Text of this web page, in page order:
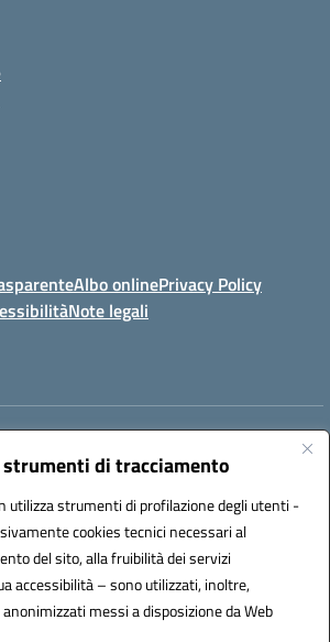
di tracciamento
utilizza strumenti di profilazione degli utenti -
cookies tecnici necessari al
del sito, alla fruibilità dei servizi
accessibilità – sono utilizzati, inoltre,
messi a disposizione da Web
Albo onlinePrivacy Policy
Note legali
Email:saic857007@istruzione.it
SAIC857007
Amministrazioni (IPA): istsc_saic857007